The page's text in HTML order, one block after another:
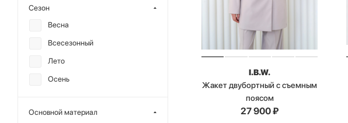
I.B.W.
Жакет двубортный с съемным
поясом
27 900₽
AKHMADULLINA
F | ABLE
MUTED
REFERT
SHTRIPLING
Сезон
Весна
Всесезонный
Лето
Осень
Основной материал